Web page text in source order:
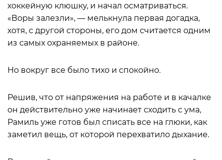
хоккейную клюшку, и начал осматриваться.
«Воры залезли», — мелькнула первая догадка,
хотя, с другой стороны, его дом считается одним
из самых охраняемых в районе.
Но вокруг все было тихо и спокойно.
Решив, что от напряжения на работе и в качалке
он действительно уже начинает сходить с ума,
Рамиль уже готов был списать все на глюки, как
заметил вещь, от которой перехватило дыхание.